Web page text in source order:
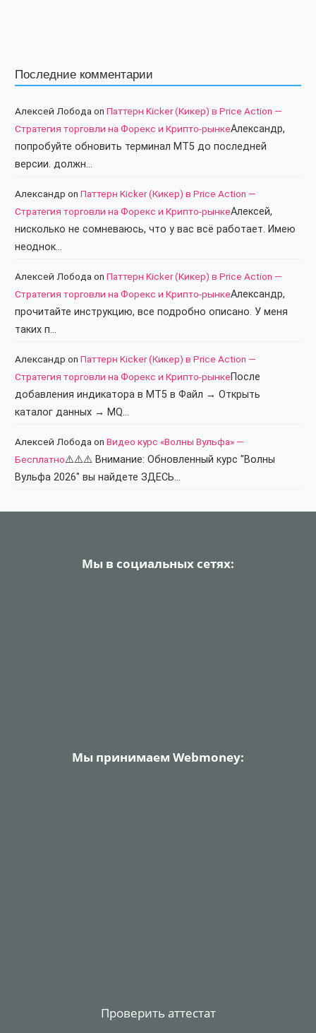
Последние комментарии
Алексей Лобода on Паттерн Kicker (Кикер) в Price Action —
Стратегия торговли на Форекс и Крипто-рынкеАлександр,
попробуйте обновить терминал МТ5 до последней
версии. должн…
Александр on Паттерн Kicker (Кикер) в Price Action —
Стратегия торговли на Форекс и Крипто-рынкеАлексей,
нисколько не сомневаюсь, что у вас всё работает. Имею
неоднок…
Алексей Лобода on Паттерн Kicker (Кикер) в Price Action —
Стратегия торговли на Форекс и Крипто-рынкеАлександр,
прочитайте инструкцию, все подробно описано. У меня
таких п…
Александр on Паттерн Kicker (Кикер) в Price Action —
Стратегия торговли на Форекс и Крипто-рынкеПосле
добавления индикатора в МТ5 в Файл → Открыть
каталог данных → MQ…
Алексей Лобода on Видео курс «Волны Вульфа» —
Бесплатно⚠️⚠️⚠️ Внимание: Обновленный курс "Волны
Вульфа 2026" вы найдете ЗДЕСЬ…
Мы в социальных сетях:
Мы принимаем Webmoney:
Проверить аттестат